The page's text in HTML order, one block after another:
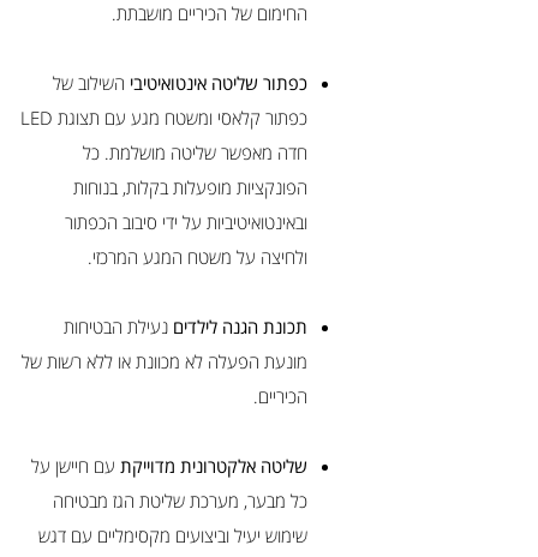
החימום של הכיריים מושבתת.
כפתור שליטה אינטואיטיבי השילוב של
כפתור קלאסי ומשטח מגע עם תצוגת LED
חדה מאפשר שליטה מושלמת. כל
הפונקציות מופעלות בקלות, בנוחות
ובאינטואיטיביות על ידי סיבוב הכפתור
ולחיצה על משטח המגע המרכזי.
תכונת הגנה לילדים נעילת הבטיחות
מונעת הפעלה לא מכוונת או ללא רשות של
הכיריים.
שליטה אלקטרונית מדוייקת עם חיישן על
כל מבער, מערכת שליטת הגז מבטיחה
שימוש יעיל וביצועים מקסימליים עם דגש